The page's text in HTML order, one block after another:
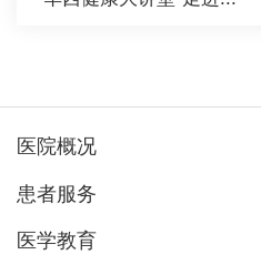
医院概况
患者服务
医学教育